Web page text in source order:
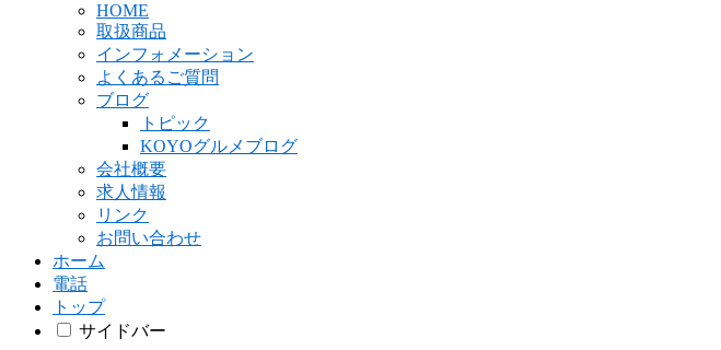
HOME
取扱商品
インフォメーション
よくあるご質問
ブログ
トピック
KOYOグルメブログ
会社概要
求人情報
リンク
お問い合わせ
ホーム
電話
トップ
サイドバー